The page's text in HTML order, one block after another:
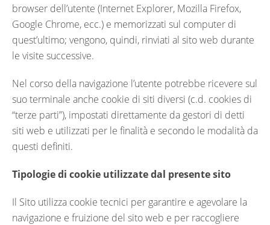
browser dell’utente (Internet Explorer, Mozilla Firefox,
Google Chrome, ecc.) e memorizzati sul computer di
quest’ultimo; vengono, quindi, rinviati al sito web durante
le visite successive.
Nel corso della navigazione l’utente potrebbe ricevere sul
suo terminale anche cookie di siti diversi (c.d. cookies di
“terze parti”), impostati direttamente da gestori di detti
siti web e utilizzati per le finalità e secondo le modalità da
questi definiti.
Tipologie di cookie utilizzate dal presente sito
Il Sito utilizza cookie tecnici per garantire e agevolare la
navigazione e fruizione del sito web e per raccogliere